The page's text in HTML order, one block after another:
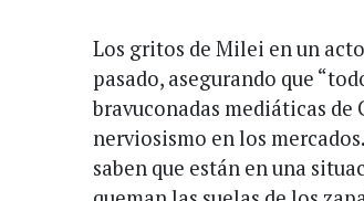
Los gritos de Milei en un
pasado, asegurando que
bravuconadas mediáticas de
nerviosismo en los
saben que están en una